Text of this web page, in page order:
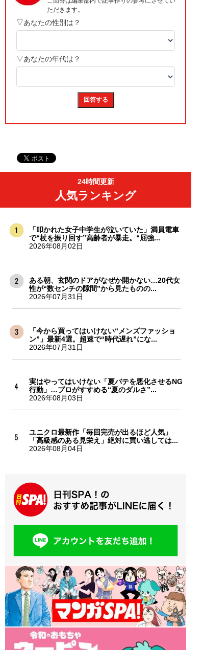
24時間更新
人気ランキング
「叩かれた女子中学生が泣いていた」満員電車
で“杖を振り回す”高齢者が暴走。“屈強...
2026年08月02日
ある朝、玄関のドアがなぜか開かない…20代女
性が“数センチの隙間”から見たものの...
2026年07月31日
「今から買ってはいけない“メンズファッショ
ン”」最新4選。超速で“時代遅れ”にな...
2026年07月31日
実はやってはいけない「夏バテを悪化させるNG
行動」…プロがすすめる“夏のダルさ”...
2026年08月03日
ユニクロ最新作「毎回完売が出るほど人気」
「高級感のある見栄え」絶対に買い逃しては...
2026年08月04日